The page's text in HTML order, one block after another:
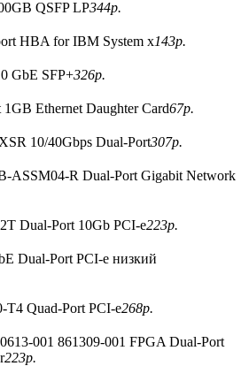
QSFP LP344р.
HBA for IBM System x143р.
GbE SFP+326р.
Ethernet Daughter Card67р.
10/40Gbps Dual-Port307р.
ASSM04-R Dual-Port Gigabit Network
Dual-Port 10Gb PCI-e223р.
Dual-Port PCI-e низкий
T4 Quad-Port PCI-e268р.
001 861309-001 FPGA Dual-Port
223р.